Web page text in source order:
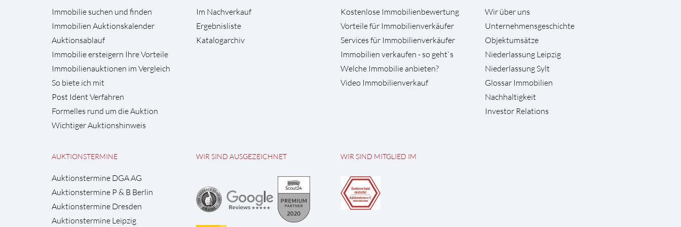
Immobilie suchen und finden
Immobilien Auktionskalender
Auktionsablauf
Immobilie ersteigern Ihre Vorteile
Immobilienauktionen im Vergleich
So biete ich mit
Post Ident Verfahren
Formelles rund um die Auktion
Wichtiger Auktionshinweis
Im Nachverkauf
Ergebnisliste
Katalogarchiv
Kostenlose Immobilienbewertung
Vorteile für Immobilienverkäufer
Services für Immobilienverkäufer
Immobilien verkaufen - so geht`s
Welche Immobilie anbieten?
Video Immobilienverkauf
Wir über uns
Unternehmensgeschichte
Objektumsätze
Niederlassung Leipzig
Niederlassung Sylt
Glossar Immobilien
Nachhaltigkeit
Investor Relations
AUKTIONSTERMINE
Auktionstermine DGA AG
Auktionstermine P & B Berlin
Auktionstermine Dresden
Auktionstermine Leipzig
WIR SIND AUSGEZEICHNET WIR SIND MITGLIED IM